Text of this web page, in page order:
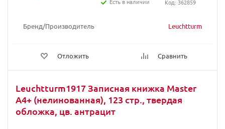
Бренд/Производитель Leuchtturm
Отложить Сравнить
Код: 362859
Leuchtturm1917 Записная книжка Master
A4+ (нелинованная), 123 стр., твердая
обложка, цв. антрацит